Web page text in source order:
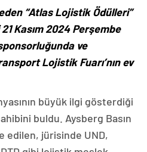
eden “Atlas Lojistik Ödülleri”
Kasım 2024 Perşembe
ve
Lojistik Fuarı’nın ev
büyük ilgi gösterdiği
buldu. Aysberg Basın
edilen, jürisinde UND,